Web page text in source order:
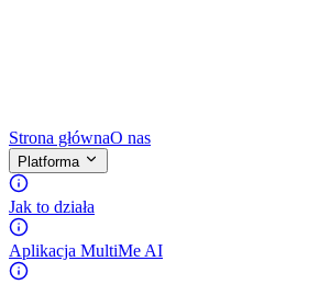
Strona głównaO nas
Platforma
Jak to działa
Aplikacja MultiMe AI